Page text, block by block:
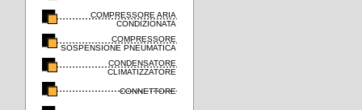
COMPRESSORE ARIA
CONDIZIONATA
COMPRESSORE
SOSPENSIONE PNEUMATICA
CONDENSATORE
CLIMATIZZATORE
CONNETTORE